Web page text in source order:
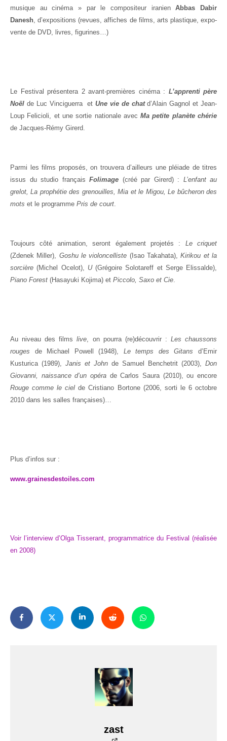
musique au cinéma » par le compositeur iranienAbbas Dabir
Danesh, d’expositions (revues, affiches de films, arts plastique, expo-
vente de DVD, livres, figurines…)
Le Festival présentera 2 avant-premières cinéma : L’apprenti père
Noël de Luc Vinciguerra etUne vie de chatd’Alain Gagnol et Jean-
Loup Felicioli, et une sortie nationale avecMa petite planète chérie
de Jacques-Rémy Girerd.
Parmi les films proposés, on trouvera d’ailleurs une pléiade de titres
issus du studio français Folimage (créé par Girerd) : L’enfant au
grelot, La prophétie des grenouilles, Mia et le Migou, Le bûcheron des
mots et le programme Pris de court.
Toujours côté animation, seront également projetés : Le criquet
(Zdenek Miller), Goshu le violoncelliste (Isao Takahata),Kirikou et la
sorcière (Michel Ocelot), U(Grégoire Solotareff et Serge Elissalde),
Piano Forest (Hasayuki Kojima) et Piccolo, Saxo et Cie.
Au niveau des filmslive, on pourra (re)découvrir : Les chaussons
rouges de Michael Powell (1948), Le temps des Gitans d’Emir
Kusturica (1989), Janis et John de Samuel Benchetrit (2003), Don
Giovanni, naissance d’un opéra de Carlos Saura (2010), ou encore
Rouge comme le ciel de Cristiano Bortone (2006, sorti le 6 octobre
2010 dans les salles françaises)…
Plus d’infos sur :
www.grainesdestoiles.com
Voir l’interview d’Olga Tisserant, programmatrice du Festival (réalisée
en 2008)
zast